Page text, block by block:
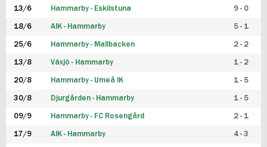
13/6 Hammarby - Eskilstuna 9 - 0
18/6 AIK - Hammarby 5 - 1
25/6 Hammarby - Mallbacken 2 - 2
13/8 Växjö - Hammarby 1 - 2
20/8 Hammarby - Umeå IK 1 - 5
30/8 Djurgården - Hammarby 1 - 5
09/9 Hammarby - FC Rosengård 2 - 1
17/9 AIK - Hammarby 4 - 3